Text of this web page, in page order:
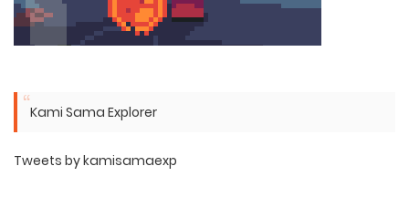
Kami Sama Explorer
Tweets by kamisamaexp